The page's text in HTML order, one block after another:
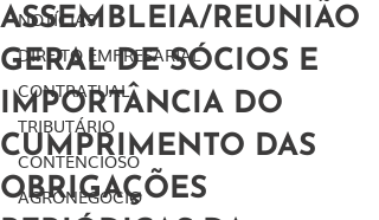
NOTÍCIAS
DIREITO EMPRESARIAL
CONTRATUAL
TRIBUTÁRIO
CONTENCIOSO
AGRONEGÓCIO
ASSEMBLEIA/REUNIÃO
GERAL DE SÓCIOS E
IMPORTÂNCIA DO
CUMPRIMENTO DAS
OBRIGAÇÕES